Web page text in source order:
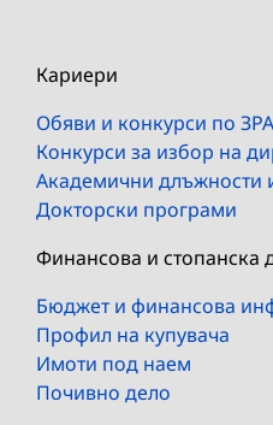
Кариери
Обяви и конкурси по
Конкурси за избор на
Академични длъжности
Докторски програми
Финансова и стопанска
Бюджет и финансова
Профил на купувача
Имоти под наем
Почивно дело